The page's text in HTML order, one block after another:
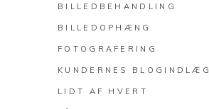
BILLEDBEHANDLING
BILLEDOPHÆNG
FOTOGRAFERING
KUNDERNES BLOGINDLÆG
LIDT AF HVERT